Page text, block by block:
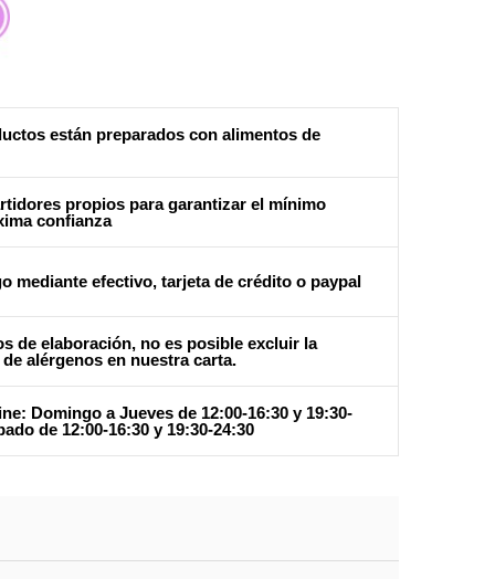
están preparados con alimentos de
propios para garantizar el mínimo
confianza
mediante efectivo, tarjeta de crédito o paypal
de elaboración, no es posible excluir la
alérgenos en nuestra carta.
Domingo a Jueves de 12:00-16:30 y 19:30-
de 12:00-16:30 y 19:30-24:30